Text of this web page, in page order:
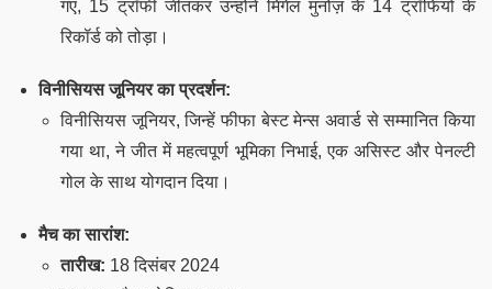
गए, 15 ट्रॉफी जीतकर उन्होंने मिगेल मुनोज़ के 14 ट्रॉफियों के
रिकॉर्ड को तोड़ा।
विनीसियस जूनियर का प्रदर्शन:
विनीसियस जूनियर, जिन्हें फीफा बेस्ट मेन्स अवार्ड से सम्मानित किया
गया था, ने जीत में महत्वपूर्ण भूमिका निभाई, एक असिस्ट और पेनल्टी
गोल के साथ योगदान दिया।
मैच का सारांश:
तारीख: 18 दिसंबर 2024